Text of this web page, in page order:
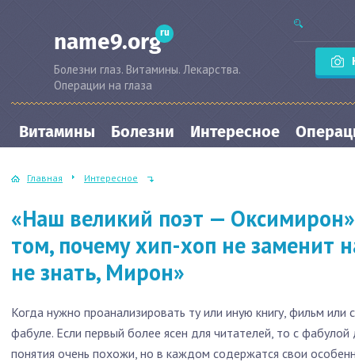
name9.orgru
Болезни глаз. Витамины. Лекарства.
Операции на глаза
Витамины Болезни Интересное
Главная Интересное
«Наш великий поэт —
том, почему хип-хоп не заменит
не знать, Мирон»
Когда нужно проанализировать ту или иную книгу, фильм или
фабуле. Если первый более ясен для читателей, то с
понятия очень похожи, но в каждом содержатся свои